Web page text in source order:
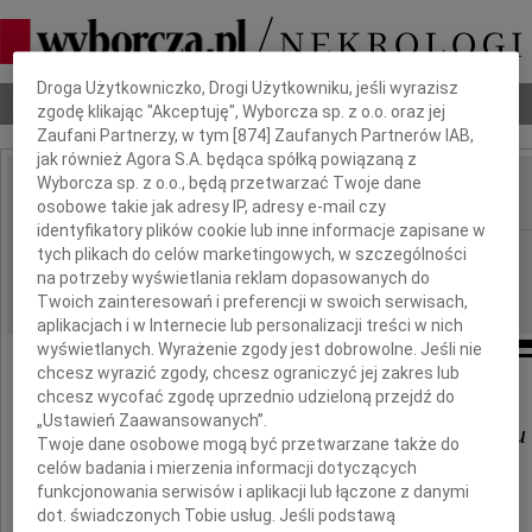
Nekrologi Odeszli Poradnik pogrzebowy
IMIĘ I NAZWISKO:
REGION: Poznań
DATA EMISJI: 24.09.2010
Naszemu Koledze
Radosławowi Więckowskiemu
wyrazy głębokiego współczucia
i słowa otuchy po śmierci
Dbamy o Twoją prywatność
Droga Użytkowniczko, Drogi Użytkowniku, jeśli wyrazisz
zgodę klikając "Akceptuję", Wyborcza sp. z o.o. oraz jej
Zaufani Partnerzy, w tym [874 ] Zaufanych Partnerów IAB,
jak również Agora S.A. będąca spółką powiązaną z
Wyborcza sp. z o.o., będą przetwarzać Twoje dane
osobowe takie jak adresy IP, adresy e-mail czy
identyfikatory plików cookie lub inne informacje zapisane w
tych plikach do celów marketingowych, w szczególności
na potrzeby wyświetlania reklam dopasowanych do
Twoich zainteresowań i preferencji w swoich serwisach,
aplikacjach i w Internecie lub personalizacji treści w nich
wyświetlanych. Wyrażenie zgody jest dobrowolne. Jeśli nie
chcesz wyrazić zgody, chcesz ograniczyć jej zakres lub
chcesz wycofać zgodę uprzednio udzieloną przejdź do
„Ustawień Zaawansowanych”.
Twoje dane osobowe mogą być przetwarzane także do
celów badania i mierzenia informacji dotyczących
funkcjonowania serwisów i aplikacji lub łączone z danymi
dot. świadczonych Tobie usług. Jeśli podstawą